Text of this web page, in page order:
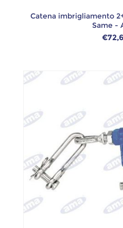
Catena imbrigliamento
Same -